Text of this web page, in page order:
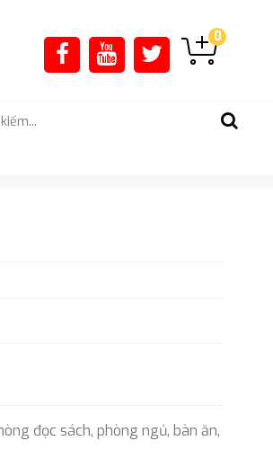
0
đọc sách, phòng ngủ, bàn ăn,